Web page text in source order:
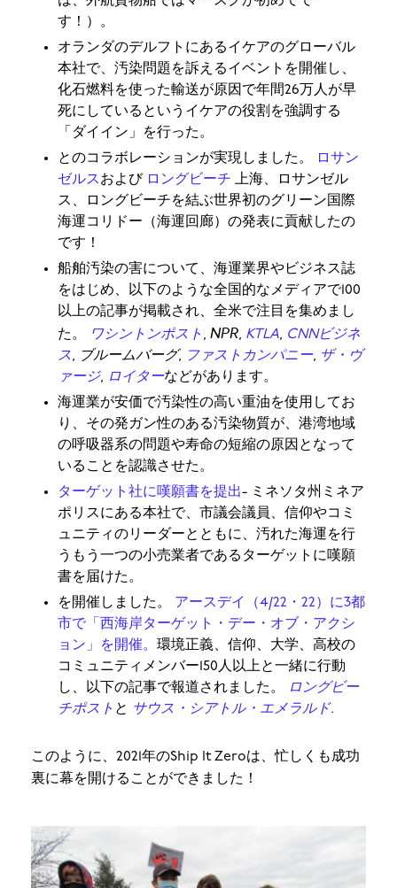
す！）。
オランダのデルフトにあるイケアのグローバル
本社で、汚染問題を訴えるイベントを開催し、
化石燃料を使った輸送が原因で年間26万人が早
死にしているというイケアの役割を強調する
「ダイイン」を行った。
とのコラボレーションが実現しました。
ロサン
ゼルスおよび ロングビーチ 上海、ロサンゼル
ス、ロングビーチを結ぶ世界初のグリーン国際
海運コリドー（海運回廊）の発表に貢献したの
です！
船舶汚染の害について、海運業界やビジネス誌
をはじめ、以下のような全国的なメディアで100
以上の記事が掲載され、全米で注目を集めまし
た。
ワシントンポスト , NPR, KTLA, CNNビジネ
ス, ブルームバーグ, ファストカンパニー, ザ・ヴ
ァージ, ロイターなどがあります。
海運業が安価で汚染性の高い重油を使用してお
り、その発ガン性のある汚染物質が、港湾地域
の呼吸器系の問題や寿命の短縮の原因となって
いることを認識させた。
ターゲット社に嘆願書を提出- ミネソタ州ミネア
ポリスにある本社で、市議会議員、信仰やコミ
ュニティのリーダーとともに、汚れた海運を行
うもう一つの小売業者であるターゲットに嘆願
書を届けた。
を開催しました。 アースデイ（4/22・22）に3都
市で「西海岸ターゲット・デー・オブ・アクシ
ョン」を開催。 環境正義、信仰、大学、高校の
コミュニティメンバー150人以上と一緒に行動
し、以下の記事で報道されました。
ロングビー
チポスト と サウス・シアトル・エメラルド.
このように、2021年のShip It Zeroは、忙しくも成功
裏に幕を開けることができました！